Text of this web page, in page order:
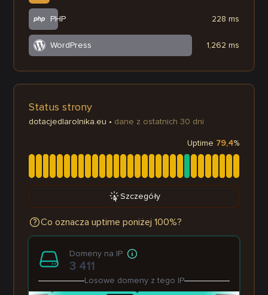
PHP
WordPress
228 ms
1,262 ms
Status strony
dotacjedlarolnika.eu • dane z ostatnich 30 dni
Uptime 79,4%
Szczegóły
Co oznacza uptime poniżej 100%?
Domeny na IP
3 411
Losowe domeny z tego IP